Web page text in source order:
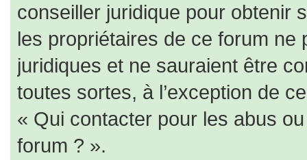
conseiller juridique pour obtenir
les propriétaires de ce forum
juridiques et ne sauraient être
toutes sortes, à l’exception de
« Qui contacter pour les abus
forum ? ».